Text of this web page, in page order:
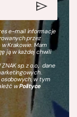
e-mail informacje
przez
Krakowie. Mam
ją w każdej chwili
sp. z o.o., dane
w tym
wPolityce